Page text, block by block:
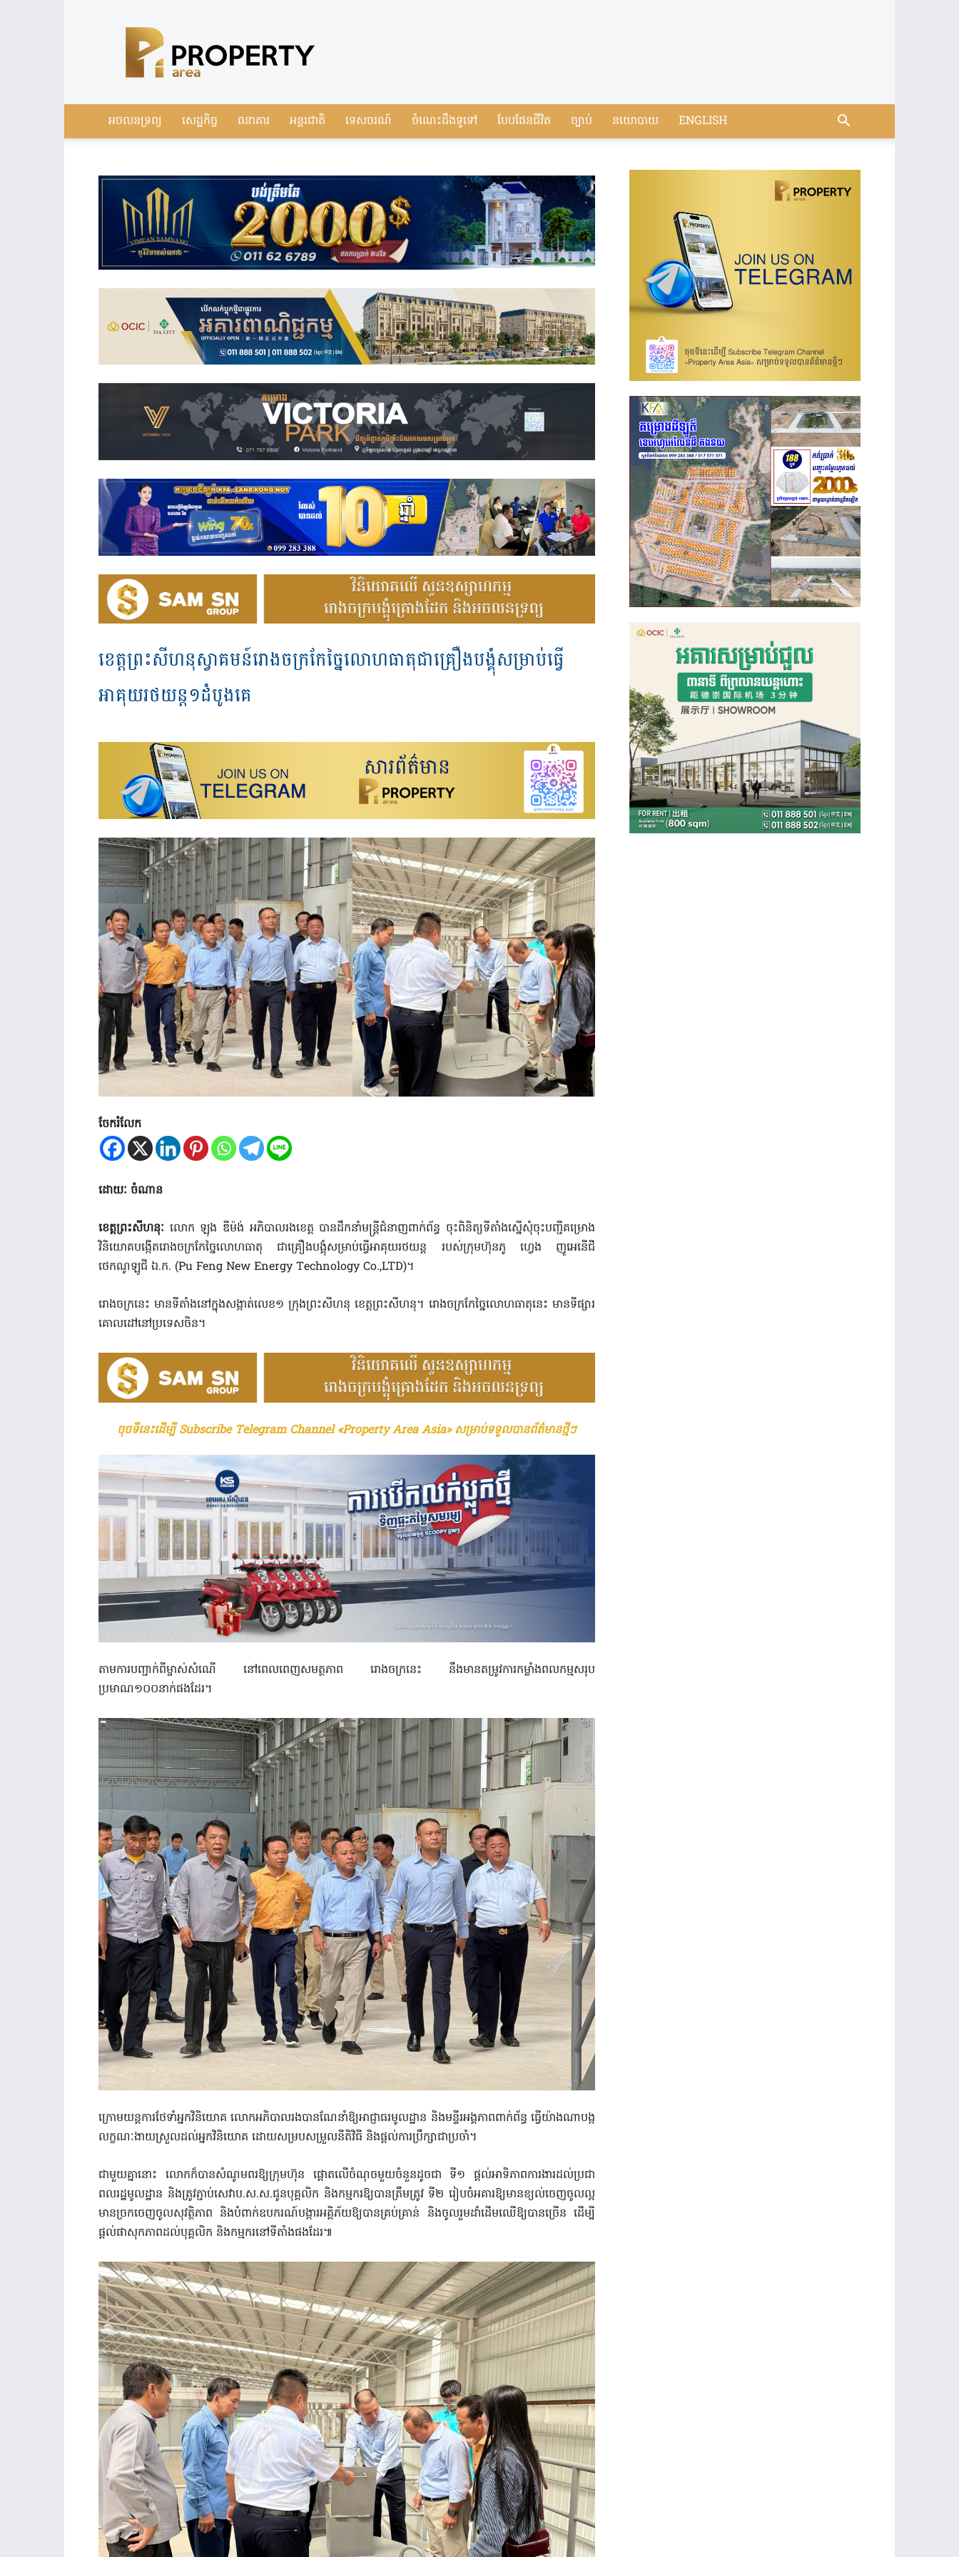
Real
Estate
Cambodia
អចលនទ្រព្យ សេដ្ឋកិច្ច ធនាគារ អន្តរជាតិ ទេសចរណ៍ ចំណេះដឹងទូទៅ បែបផែនជីវិត ច្បាប់ នយោបាយ ENGLISH
ខេត្ត​ព្រះសីហនុ​ស្វាគមន៍​រោង​ចក្រ​កែ​ច្នៃ​លោហធាតុ​ជា​គ្រឿង​បង្គុំ​សម្រាប់​ធ្វើ​
អាគុយ​រថយន្ត​១​ដំបូង​គេ​
ចែករំលែក
ដោយៈ ចំណាន
ខេត្តព្រះសីហនុៈ លោក ឡុង ឌីម៉ង់ អភិបាលរងខេត្ត បាន​ដឹកនាំ​មន្ត្រីជំនាញ​ពាក់ព័ន្ធ​ ចុះពិនិត្យ​ទីតាំងស្នើសុំចុះ​បញ្ជីគម្រោង​
វិនិយោគ​បង្កើត​រោងចក្រ​កែច្នៃ​លោហធាតុ​ ជាគ្រឿង​បង្គុំ​សម្រាប់ធ្វើអាគុយរថយន្ត របស់ក្រុមហ៊ុនភូ ហ្វេង ញូអេនើជី
ថេកណូឡូជី ឯ.ក. (Pu Feng New Energy Technology Co.,LTD)។
រោងចក្រនេះ មានទីតាំងនៅក្នុងសង្កាត់លេខ១ ក្រុងព្រះសីហនុ ខេត្តព្រះសីហនុ។ រោងចក្រកែច្នៃលោហធាតុនេះ មានទីផ្សារ
គោលដៅនៅប្រទេសចិន។
ចុចទីនេះដើម្បី Subscribe Telegram Channel «Property Area Asia» សម្រាប់ទទួលបានព័ត៌មានថ្មីៗ
តាមការបញ្ជាក់ពីម្ចាស់សំណើ នៅពេលពេញសមត្ថភាព រោងចក្រនេះ នឹងមានតម្រូវការកម្លាំងពលកម្មសរុប
ប្រមាណ១០០នាក់ផងដែរ។
ក្រោមយន្តការថែទាំអ្នកវិនិយោគ លោកអភិបាលរងបានណែនាំឱ្យអាជ្ញាធរមូលដ្ឋាន និងមន្ទីរអង្គភាពពាក់ព័ន្ធ ធ្វើយ៉ាងណាបង្ក
លក្ខណៈងាយស្រួលដល់អ្នកវិនិយោគ ដោយសម្របសម្រួលនីតិវិធី និងផ្តល់ការប្រឹក្សាជាប្រចាំ។
ជាមួយគ្នានោះ លោកក៏បានសំណូមពរឱ្យក្រុមហ៊ុន ផ្តោតលើចំណុចមួយចំនួនដូចជា ទី១ ផ្តល់អាទិភាពការងារដល់ប្រជា
ពលរដ្ឋមូលដ្ឋាន និងត្រូវភ្ជាប់សេវាប.ស.ស.ជូនបុគ្គលិក​ និងកម្មករឱ្យបានត្រឹមត្រូវ ទី២ រៀបចំអគារឱ្យមានខ្យល់ចេញចូលល្អ
មានច្រកចេញចូលសុវត្ថិភាព និងបំពាក់ឧបករណ៍បង្ការអគ្គិភ័យឱ្យបានគ្រប់គ្រាន់ និងចូលរួមដាំដើមឈើឱ្យបានច្រើន ដើម្បី
ផ្តល់ផាសុកភាពដល់បុគ្គលិក និងកម្មករនៅទីតាំងផងដែរ៕